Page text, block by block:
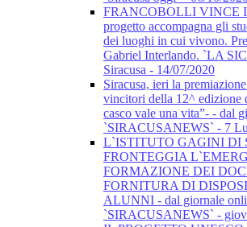
FRANCOBOLLI VINCE
progetto accompagna gli
dei luoghi in cui vivono.
Gabriel Interlando. `LA
Siracusa - 14/07/2020
Siracusa, ieri la
vincitori della 12^ edizione
casco vale una vita”- - dal
`SIRACUSANEWS` - 7
L`ISTITUTO GAGINI DI
FRONTEGGIA
FORMAZIONE DEI
FORNITURA DI
ALUNNI - dal giornale
`SIRACUSANEWS` -